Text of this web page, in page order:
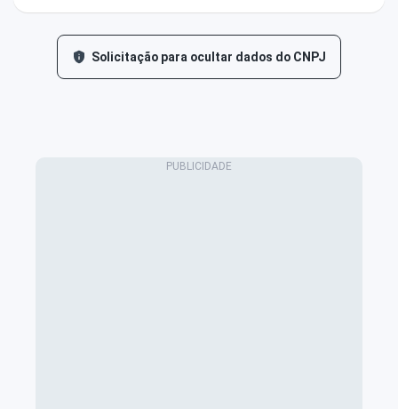
Solicitação para ocultar dados do CNPJ